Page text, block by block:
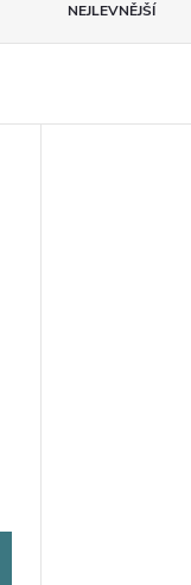
NEJLEVNĚJŠÍ